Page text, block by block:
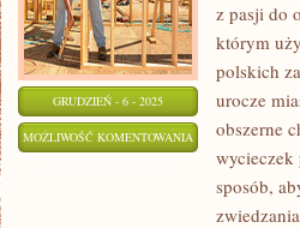
GRUDZIEŃ - 6 - 2025
MOŻLIWOŚĆ KOMENTOWANIA TURYSTYKA
AKTYWNA
z pasji do
którym
polskich
urocze
obszerne
sposób,